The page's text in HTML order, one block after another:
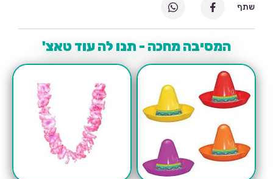
המסיבה מחכה - תנו לה עוד טאצ'
שתף